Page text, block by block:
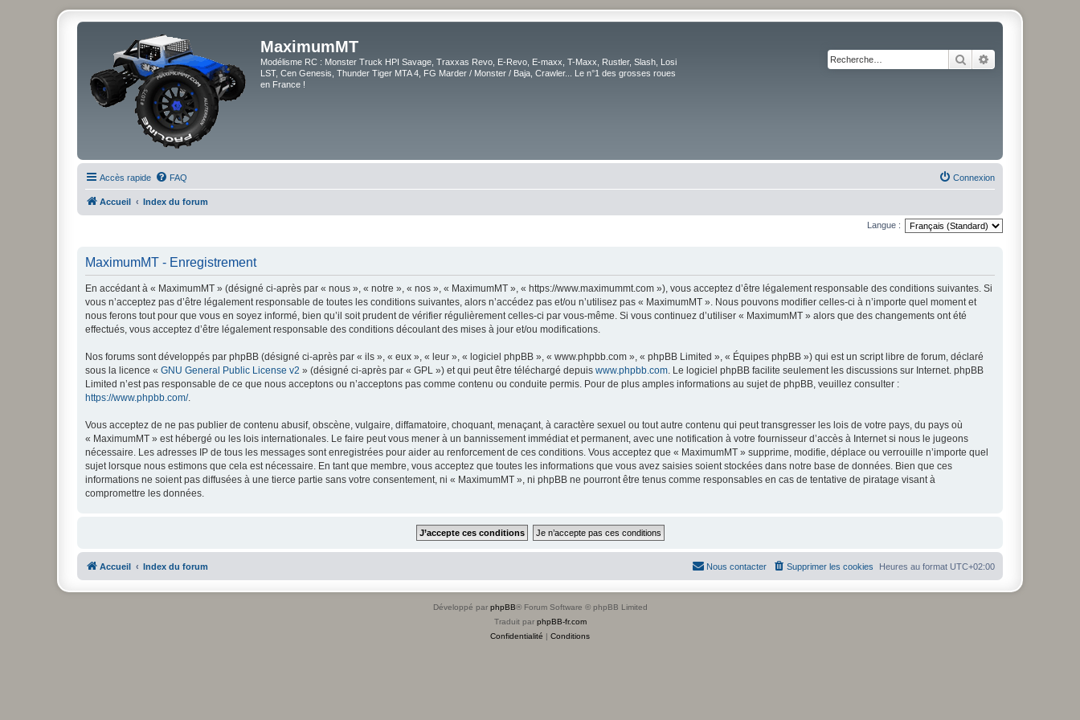
MaximumMT
Modélisme RC : Monster Truck HPI Savage, Traxxas Revo, E-Revo, E-maxx, T-Maxx, Rustler, Slash, Losi
LST, Cen Genesis, Thunder Tiger MTA 4, FG Marder / Monster / Baja, Crawler... Le n°1 des grosses roues
en France !
Rechercher
Accès rapide FAQ Connexion
Accueil Index du forum
Langue :
MaximumMT - Enregistrement
En accédant à « MaximumMT » (désigné ci-après par « nous », « notre », « nos », « MaximumMT », « https://www.maximummt.com »), vous acceptez d’être légalement responsable des conditions suivantes. Si
vous n’acceptez pas d’être légalement responsable de toutes les conditions suivantes, alors n’accédez pas et/ou n’utilisez pas « MaximumMT ». Nous pouvons modifier celles-ci à n’importe quel moment et
nous ferons tout pour que vous en soyez informé, bien qu’il soit prudent de vérifier régulièrement celles-ci par vous-même. Si vous continuez d’utiliser « MaximumMT » alors que des changements ont été
effectués, vous acceptez d’être légalement responsable des conditions découlant des mises à jour et/ou modifications.
Nos forums sont développés par phpBB (désigné ci-après par « ils », « eux », « leur », « logiciel phpBB », « www.phpbb.com », « phpBB Limited », « Équipes phpBB ») qui est un script libre de forum, déclaré
sous la licence « GNU General Public License v2 » (désigné ci-après par « GPL ») et qui peut être téléchargé depuis www.phpbb.com . Le logiciel phpBB facilite seulement les discussions sur Internet. phpBB
Limited n’est pas responsable de ce que nous acceptons ou n’acceptons pas comme contenu ou conduite permis. Pour de plus amples informations au sujet de phpBB, veuillez consulter :
https://www.phpbb.com/.
Vous acceptez de ne pas publier de contenu abusif, obscène, vulgaire, diffamatoire, choquant, menaçant, à caractère sexuel ou tout autre contenu qui peut transgresser les lois de votre pays, du pays où
« MaximumMT » est hébergé ou les lois internationales. Le faire peut vous mener à un bannissement immédiat et permanent, avec une notification à votre fournisseur d’accès à Internet si nous le jugeons
nécessaire. Les adresses IP de tous les messages sont enregistrées pour aider au renforcement de ces conditions. Vous acceptez que « MaximumMT » supprime, modifie, déplace ou verrouille n’importe quel
sujet lorsque nous estimons que cela est nécessaire. En tant que membre, vous acceptez que toutes les informations que vous avez saisies soient stockées dans notre base de données. Bien que ces
informations ne soient pas diffusées à une tierce partie sans votre consentement, ni « MaximumMT », ni phpBB ne pourront être tenus comme responsables en cas de tentative de piratage visant à
compromettre les données.
Accueil Index du forum Heures au format UTC+02:00
Supprimer les cookies
Nous contacter
Développé par phpBB® Forum Software © phpBB Limited
Traduit par phpBB-fr.com
Confidentialité | Conditions